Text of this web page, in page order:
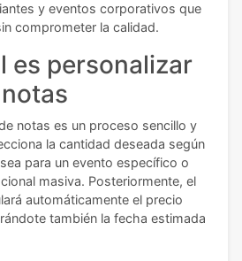
y eventos corporativos que
comprometer la calidad.
es personalizar
notas es un proceso sencillo y
la cantidad deseada según
para un evento específico o
masiva. Posteriormente, el
automáticamente el precio
también la fecha estimada